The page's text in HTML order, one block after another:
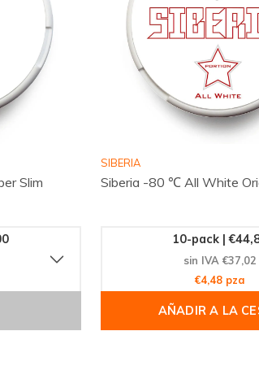
Slim
SIBERIA
Siberia -80 ℃ All White
10-pack |
sin IVA €37,02
€4,48 pza
AÑADIR A LA